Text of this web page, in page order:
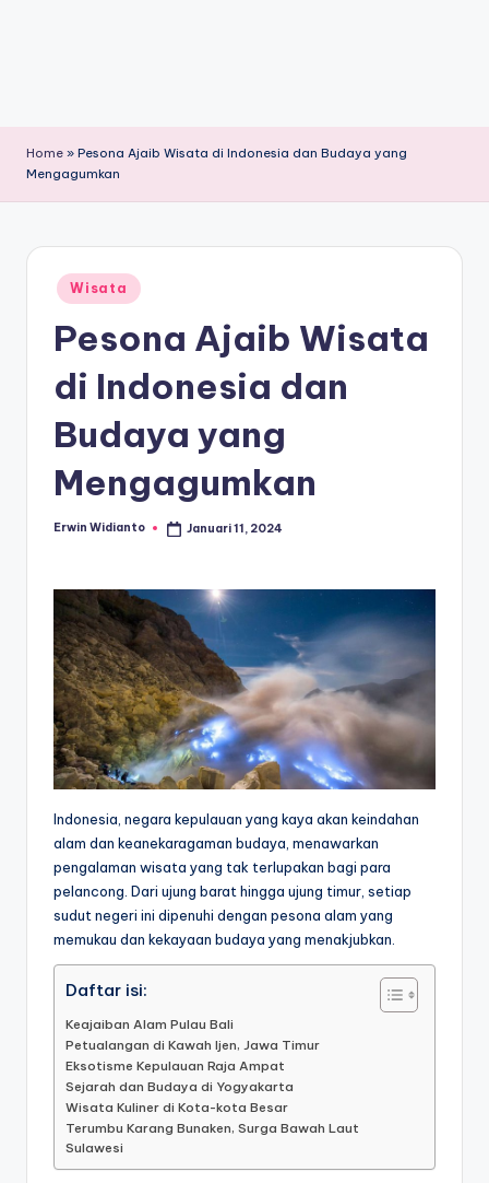
Home » Pesona Ajaib Wisata di Indonesia dan Budaya yang
Mengagumkan
Posted
in
Wisata
Pesona Ajaib Wisata
di Indonesia dan
Budaya yang
Mengagumkan
Posted
Erwin Widianto Januari 11, 2024
Indonesia, negara kepulauan yang kaya akan keindahan
alam dan keanekaragaman budaya, menawarkan
pengalaman wisata yang tak terlupakan bagi para
pelancong. Dari ujung barat hingga ujung timur, setiap
sudut negeri ini dipenuhi dengan pesona alam yang
memukau dan kekayaan budaya yang menakjubkan.
Daftar isi:
Keajaiban Alam Pulau Bali
Petualangan di Kawah Ijen, Jawa Timur
Eksotisme Kepulauan Raja Ampat
Sejarah dan Budaya di Yogyakarta
Wisata Kuliner di Kota-kota Besar
Terumbu Karang Bunaken, Surga Bawah Laut
Sulawesi